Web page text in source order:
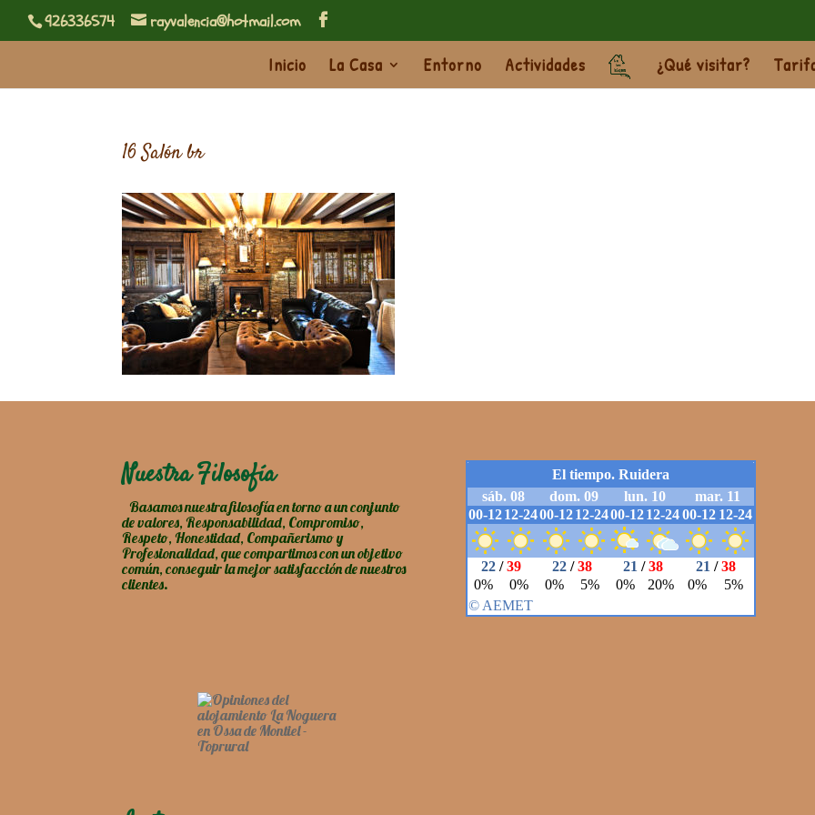
926336574 rayvalencia@hotmail.com
Inicio La Casa Entorno Actividades ¿Qué visitar?
16 Salón br
Nuestra Filosofía
Basamos nuestra filosofía en torno a un conjunto
de valores, Responsabilidad, Compromiso,
Respeto, Honestidad, Compañerismo y
Profesionalidad, que compartimos con un objetivo
común, conseguir la mejor satisfacción de nuestros
clientes.